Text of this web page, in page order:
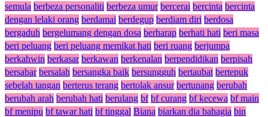
semula berbeza personaliti berbeza umur bercerai bercinta bercinta
dengan lelaki orang berdamai berdegup berdiam diri berdosa
bergaduh bergelumang dengan dosa berharap berhati hati beri masa
beri peluang beri peluang memikat hati beri ruang berjumpa
berkahwin berkasar berkawan berkenalan berpendidikan berpisah
bersabar bersalah bersangka baik bersungguh bertaubat bertepuk
sebelah tangan berterus terang bertolak ansur bertunang berubah
berubah arah berubah hati berulang bf bf curang bf kecewa bf main
bf menipu bf tawar hati bf tinggal Biana biarkan dia bahagia bin